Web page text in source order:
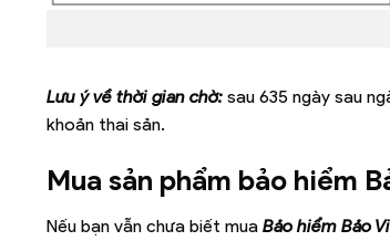
Lưu ý về thời gian chờ: sau 635 ngày sau
khoản thai sản.
Mua sản phẩm bảo hiểm
Nếu bạn vẫn chưa biết mua Bảo hiểm Bảo